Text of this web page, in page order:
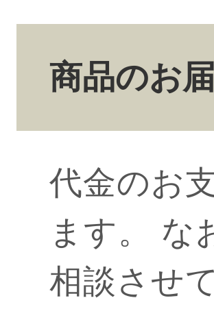
商品のお
代金のお
ます。 な
相談させ